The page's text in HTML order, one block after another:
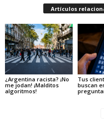
Artículos
¿Argentina racista? ¡No
me jodan! ¡Malditos
algoritmos!
Tus
buscan